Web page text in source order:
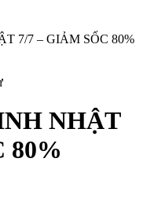
7/7 – GIẢM SỐC 80%
NHẬT
80%